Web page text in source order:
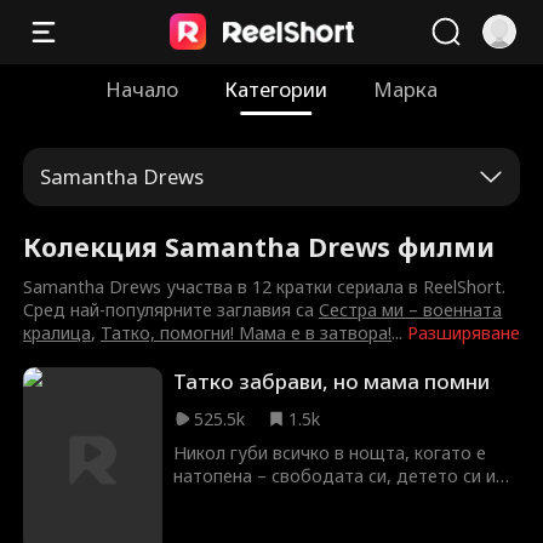
Начало Категории Марка
Samantha Drews
Колекция Samantha Drews филми
Разширяване
Samantha Drews участва в 12 кратки сериала в ReelShort.
Сред най-популярните заглавия саСестра ми – военната
кралица, Татко, помогни! Мама е в затвора!...
Татко забрави, но мама помни
525.5k
1.5k
Никол губи всичко в нощта, когато е
натопена – свободата си, детето си и